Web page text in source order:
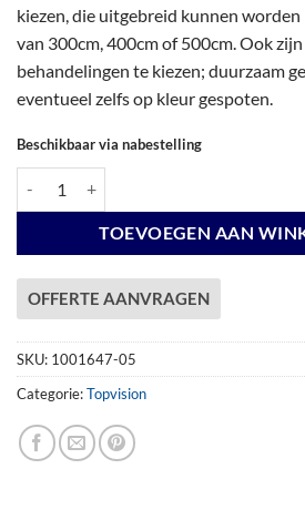
kiezen, die uitgebreid kunnen
van 300cm, 400cm of 500cm. Ook
behandelingen te kiezen; duurzaam
eventueel zelfs op kleur gespoten.
Beschikbaar via nabestelling
TOEVOEGEN AAN
OFFERTE AANVRAGEN
SKU: 1001647-05
Categorie:Topvision